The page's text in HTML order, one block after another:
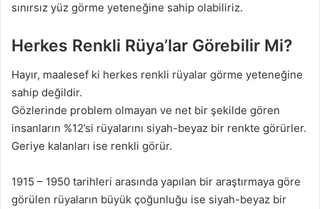
sınırsız yüz görme yeteneğine sahip olabiliriz.
Herkes Renkli Rüya’lar Görebilir Mi?
Hayır, maalesef ki herkes renkli rüyalar görme yeteneğine
sahip değildir.
Gözlerinde problem olmayan ve net bir şekilde gören
insanların %12’si rüyalarını siyah-beyaz bir renkte görürler.
Geriye kalanları ise renkli görür.
1915 – 1950 tarihleri arasında yapılan bir araştırmaya göre
görülen rüyaların büyük çoğunluğu ise siyah-beyaz bir